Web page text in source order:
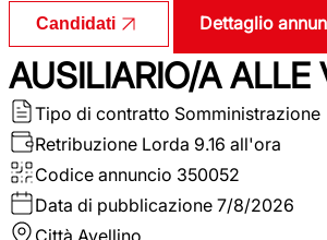
Candidati Dettaglio
AUSILIARIO/A ALLE
Tipo di contratto Somministrazione
Retribuzione Lorda 9.16 all'ora
Codice annuncio 350052
Data di pubblicazione 7/8/2026
Città Avellino